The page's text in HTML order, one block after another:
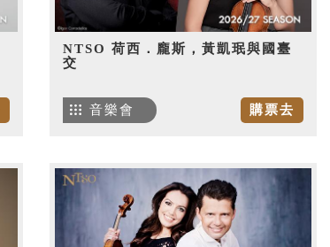
NTSO 荷西．龐斯，黃凱珉與國臺
交
購票去
音樂會